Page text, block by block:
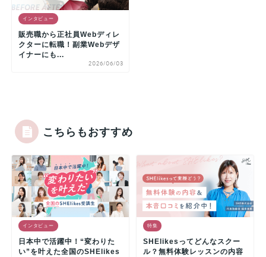
インタビュー
販売職から正社員Webディレ
クターに転職！副業Webデザ
イナーにも...
2026/06/03
こちらもおすすめ
インタビュー
日本中で活躍中！“変わりた
い”を叶えた全国のSHElikes
特集
SHElikesってどんなスクー
ル？無料体験レッスンの内容